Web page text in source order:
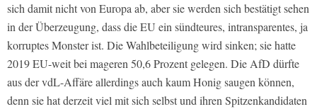
sich damit nicht von Europa ab, aber sie werden sich bestätigt sehen
in der Überzeugung, dass die EU ein sündteures, intransparentes, ja
korruptes Monster ist. Die Wahlbeteiligung wird sinken; sie hatte
2019 EU-weit bei mageren 50,6 Prozent gelegen. Die AfD dürfte
aus der vdL-Affäre allerdings auch kaum Honig saugen können,
denn sie hat derzeit viel mit sich selbst und ihren Spitzenkandidaten